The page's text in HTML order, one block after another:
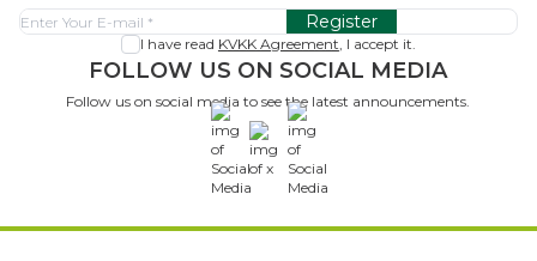
Register
I have read KVKK Agreement, I accept it.
FOLLOW US ON SOCIAL MEDIA
Follow us on social media to see the latest announcements.
x